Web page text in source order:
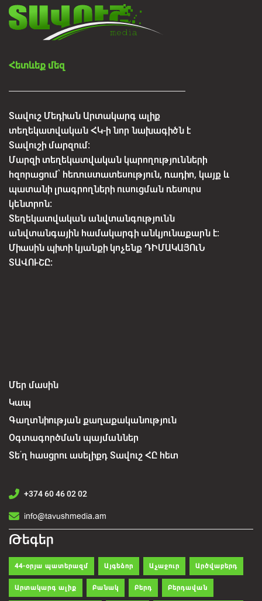
Հետևեք մեզ
Տավուշ Մեդիան Արտակարգ ալիք
տեղեկատվական ՀԿ-ի նոր նախագիծն է
Տավուշի մարզում:
Մարզի տեղեկատվական կարողությունների
հզորացում՝ հեռուստատեսություն, ռադիո, կայք և
պատանի լրագրողների ուսուցման ռեսուրս
կենտրոն:
Տեղեկատվական անվտանգությունն
անվտանգային համակարգի անկյունաքարն է:
Միասին պիտի կյանքի կոչենք ԴԻՄԱԿԱՅՈւՆ
ՏԱՎՈՒՇԸ:
Մեր մասին
Կապ
Գաղտնիության քաղաքականություն
Օգտագործման պայմաններ
Տե՛ղ հասցրու ասելիքդ Տավուշ ՀԸ հետ
+374 60 46 02 02
info@tavushmedia.am
Թեգեր
44-օրյա պատերազմ Այգեձոր Աչաջուր Արծվաբերդ
Արտակարգ ալիք Բանակ Բերդ Բերդավան